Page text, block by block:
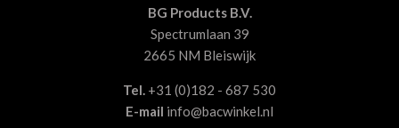
BG Products B.V.
Spectrumlaan 39
2665 NM Bleiswijk
Tel. +31 (0)182 - 687 530
E-mail info@bacwinkel.nl